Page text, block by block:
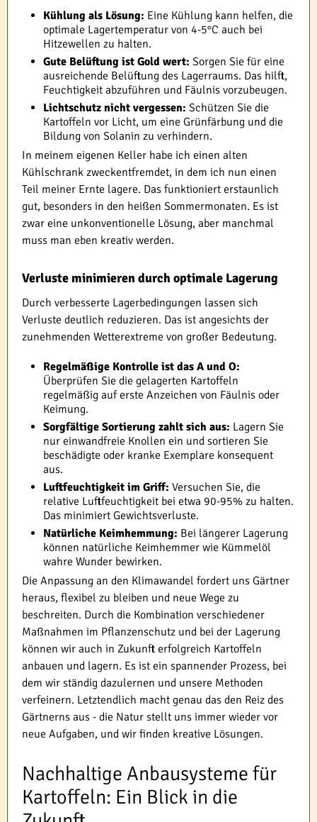
Kühlung als Lösung: Eine Kühlung kann helfen, die
optimale Lagertemperatur von 4-5°C auch bei
Hitzewellen zu halten.
Gute Belüftung ist Gold wert: Sorgen Sie für eine
ausreichende Belüftung des Lagerraums. Das hilft,
Feuchtigkeit abzuführen und Fäulnis vorzubeugen.
Lichtschutz nicht vergessen: Schützen Sie die
Kartoffeln vor Licht, um eine Grünfärbung und die
Bildung von Solanin zu verhindern.
In meinem eigenen Keller habe ich einen alten
Kühlschrank zweckentfremdet, in dem ich nun einen
Teil meiner Ernte lagere. Das funktioniert erstaunlich
gut, besonders in den heißen Sommermonaten. Es ist
zwar eine unkonventionelle Lösung, aber manchmal
muss man eben kreativ werden.
Verluste minimieren durch optimale Lagerung
Durch verbesserte Lagerbedingungen lassen sich
Verluste deutlich reduzieren. Das ist angesichts der
zunehmenden Wetterextreme von großer Bedeutung.
Regelmäßige Kontrolle ist das A und O:
Überprüfen Sie die gelagerten Kartoffeln
regelmäßig auf erste Anzeichen von Fäulnis oder
Keimung.
Sorgfältige Sortierung zahlt sich aus: Lagern Sie
nur einwandfreie Knollen ein und sortieren Sie
beschädigte oder kranke Exemplare konsequent
aus.
Luftfeuchtigkeit im Griff: Versuchen Sie, die
relative Luftfeuchtigkeit bei etwa 90-95% zu halten.
Das minimiert Gewichtsverluste.
Natürliche Keimhemmung: Bei längerer Lagerung
können natürliche Keimhemmer wie Kümmelöl
wahre Wunder bewirken.
Die Anpassung an den Klimawandel fordert uns Gärtner
heraus, flexibel zu bleiben und neue Wege zu
beschreiten. Durch die Kombination verschiedener
Maßnahmen im Pflanzenschutz und bei der Lagerung
können wir auch in Zukunft erfolgreich Kartoffeln
anbauen und lagern. Es ist ein spannender Prozess, bei
dem wir ständig dazulernen und unsere Methoden
verfeinern. Letztendlich macht genau das den Reiz des
Gärtnerns aus - die Natur stellt uns immer wieder vor
neue Aufgaben, und wir finden kreative Lösungen.
Nachhaltige Anbausysteme für
Kartoffeln: Ein Blick in die